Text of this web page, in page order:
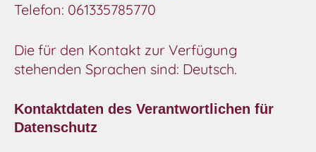
Telefon: 061335785770
Die für den Kontakt zur Verfügung
stehenden Sprachen sind: Deutsch.
Kontaktdaten des Verantwortlichen für
Datenschutz